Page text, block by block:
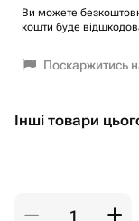
Ви можете
кошти буде
Поскаржитись
Інші товари